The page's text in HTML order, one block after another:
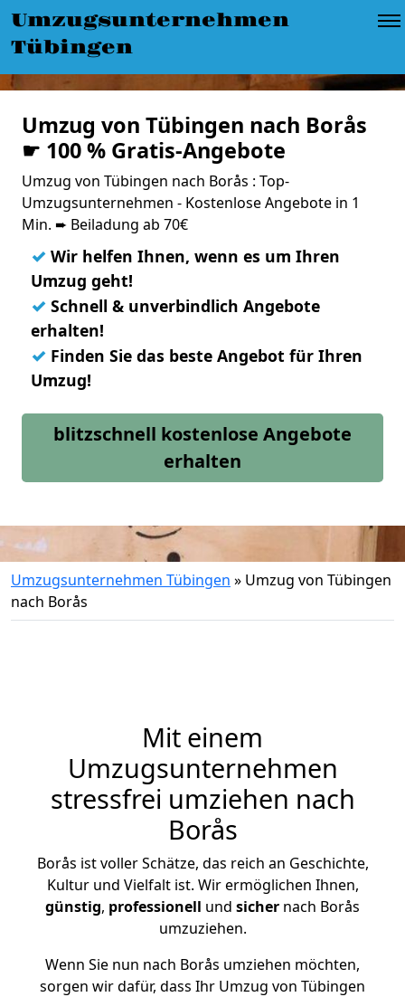
Umzugsunternehmen
Tübingen
Umzug von Tübingen nach Borås
☛ 100 % Gratis-Angebote
Umzug von Tübingen nach Borås : Top-
Umzugsunternehmen - Kostenlose Angebote in 1
Min. ➨ Beiladung ab 70€
✓ Wir helfen Ihnen, wenn es um Ihren
Umzug geht!
✓ Schnell & unverbindlich Angebote
erhalten!
✓ Finden Sie das beste Angebot für Ihren
Umzug!
blitzschnell kostenlose Angebote
erhalten
Umzugsunternehmen Tübingen » Umzug von Tübingen
nach Borås
Mit einem
Umzugsunternehmen
stressfrei umziehen nach
Borås
Borås ist voller Schätze, das reich an Geschichte,
Kultur und Vielfalt ist. Wir ermöglichen Ihnen,
günstig, professionell und sicher nach Borås
umzuziehen.
Wenn Sie nun nach Borås umziehen möchten,
sorgen wir dafür, dass Ihr Umzug von Tübingen